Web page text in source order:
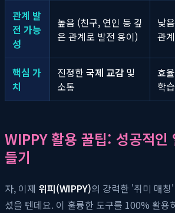
관계 발
전 가능
성
높음 (친구, 연인 등 깊
은 관계로 발전 용이)
낮
관
핵심 가
치
진정한국제 교감 및
소통
효
학습
WIPPY 활용 꿀팁: 성공적인
들기
자, 이제 위피(WIPPY)의 강력한 '취미 매
셨을 텐데요. 이 훌륭한 도구를 100% 활용